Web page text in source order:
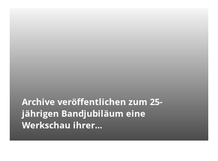
Archive veröffentlichen zum 25-
jährigen Bandjubiläum eine
Werkschau ihrer...